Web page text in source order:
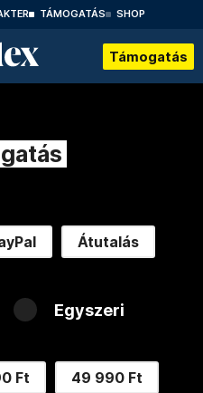
TÁMOGATÁS SHOP
Támogatás
Átutalás
Egyszeri
Ft 49 990 Ft